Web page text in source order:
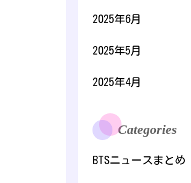
2025年6月
2025年5月
2025年4月
Categories
BTSニュースまとめ